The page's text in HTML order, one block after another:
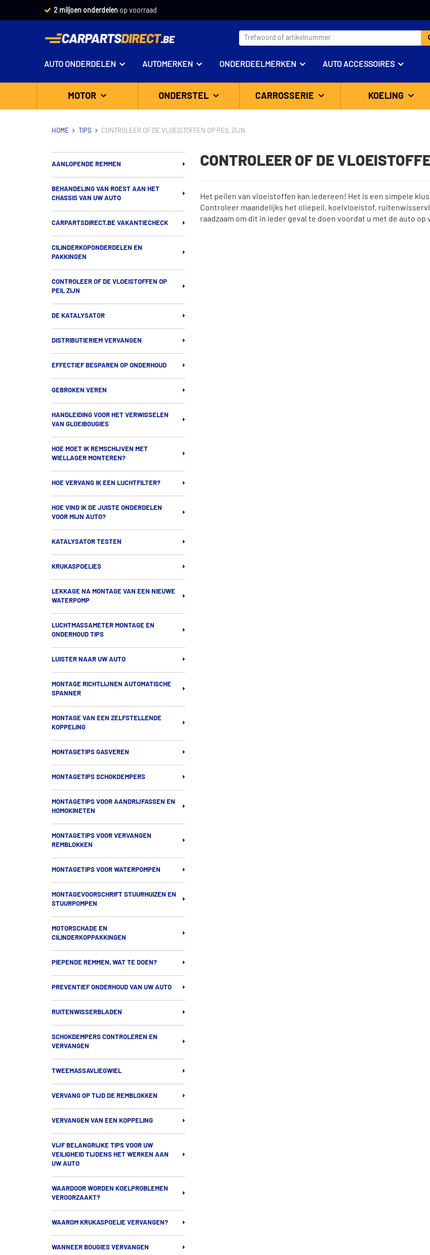
2 miljoen onderdelen op voorraad
AUTO ONDERDELEN AUTOMERKEN ONDERDEELMERKEN AUTO ACCESSOIRES
MOTOR ONDERSTEL CARROSSERIE KOELING
HOME TIPS CONTROLEER OF DE VLOEISTOFFEN OP PEIL ZIJN
AANLOPENDE REMMEN
BEHANDELING VAN ROEST AAN HET
CHASSIS VAN UW AUTO
CARPARTSDIRECT.BE VAKANTIECHECK
CILINDERKOPONDERDELEN EN
PAKKINGEN
CONTROLEER OF DE VLOEISTOFFEN OP
PEIL ZIJN
DE KATALYSATOR
DISTRIBUTIERIEM VERVANGEN
EFFECTIEF BESPAREN OP ONDERHOUD
GEBROKEN VEREN
HANDLEIDING VOOR HET VERWISSELEN
VAN GLOEIBOUGIES
HOE MOET IK REMSCHIJVEN MET
WIELLAGER MONTEREN?
HOE VERVANG IK EEN LUCHTFILTER?
HOE VIND IK DE JUISTE ONDERDELEN
VOOR MIJN AUTO?
KATALYSATOR TESTEN
KRUKASPOELIES
LEKKAGE NA MONTAGE VAN EEN NIEUWE
WATERPOMP
LUCHTMASSAMETER MONTAGE EN
ONDERHOUD TIPS
LUISTER NAAR UW AUTO
MONTAGE RICHTLIJNEN AUTOMATISCHE
SPANNER
MONTAGE VAN EEN ZELFSTELLENDE
KOPPELING
MONTAGETIPS GASVEREN
MONTAGETIPS SCHOKDEMPERS
MONTAGETIPS VOOR AANDRIJFASSEN EN
HOMOKINETEN
MONTAGETIPS VOOR VERVANGEN
REMBLOKKEN
MONTAGETIPS VOOR WATERPOMPEN
MONTAGEVOORSCHRIFT STUURHUIZEN EN
STUURPOMPEN
MOTORSCHADE EN
CILINDERKOPPAKKINGEN
PIEPENDE REMMEN, WAT TE DOEN?
PREVENTIEF ONDERHOUD VAN UW AUTO
RUITENWISSERBLADEN
SCHOKDEMPERS CONTROLEREN EN
VERVANGEN
TWEEMASSAVLIEGWIEL
VERVANG OP TIJD DE REMBLOKKEN
VERVANGEN VAN EEN KOPPELING
VIJF BELANGRIJKE TIPS VOOR UW
VEILIGHEID TIJDENS HET WERKEN AAN
UW AUTO
WAARDOOR WORDEN KOELPROBLEMEN
VEROORZAAKT?
WAAROM KRUKASPOELIE VERVANGEN?
WANNEER BOUGIES VERVANGEN
CONTROLEER OF DE
Het peilen van vloeistoffen kan iedereen! Het is een simpele
Controleer maandelijks het oliepeil, koelvloeistof,
raadzaam om dit in ieder geval te doen voordat u met de auto op